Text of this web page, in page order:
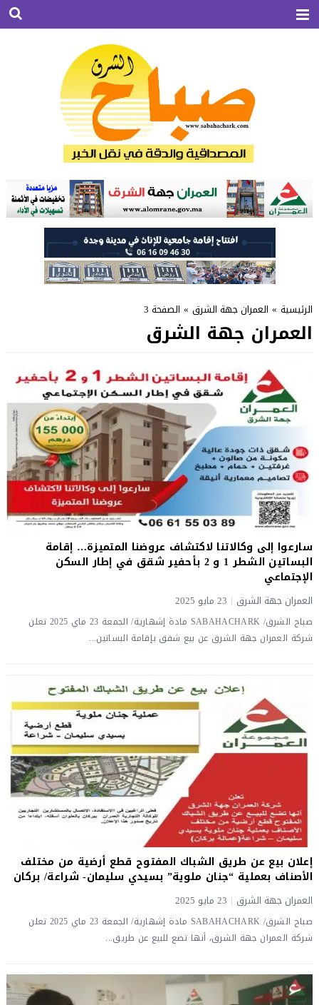
الرئيسية » العمران جهة الشرق » الصفحة 3
العمران جهة الشرق
سارعوا إلى وكالاتنا لاكتشاف عروضنا المتميزة… إقامة
البساتين الشطر 1 و 2 بأحفير شقق في إطار السكن
الإجتماعي
العمران جهة الشرق 23 مايو 2025
صباح الشرق/ SABAHACHARK مادة إشهارية/ الجمعة 23 ماي 2025 تعلن
شركة العمران جهة الشرق عن بيع شقق بإقامة البساتين...
إعلان بيع عن طريق الشباك المفتوح قطع أرضية من مختلف
الأصناف بعملية “جنان ملوية” بسيدي سليمان- شراعة/ بركان
العمران جهة الشرق 23 مايو 2025
صباح الشرق/ SABAHACHARK مادة إشهارية/ الجمعة 23 ماي 2025 تعلن
شركة العمران جهة الشرق، أنها تضع للبيع عن طريق...